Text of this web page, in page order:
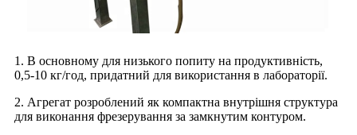
1. В основному для низького попиту на продуктивність,
0,5-10 кг/год, придатний для використання в лабораторії.
2. Агрегат розроблений як компактна внутрішня структура
для виконання фрезерування за замкнутим контуром.